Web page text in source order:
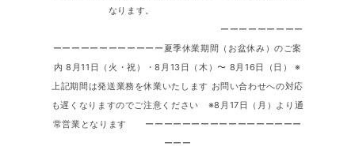
なります。
ーーーーーーーーー
ーーーーーーーーーーーー夏季休業期間（お盆休み）のご案
内 8月11日（火・祝）・8月13日（木）〜 8月16日（日） ※
上記期間は発送業務を休業いたします お問い合わせへの対応
も遅くなりますのでご注意ください ※8月17日（月）より通
常営業となります ーーーーーーーーーーーーーーーーー
ーーー